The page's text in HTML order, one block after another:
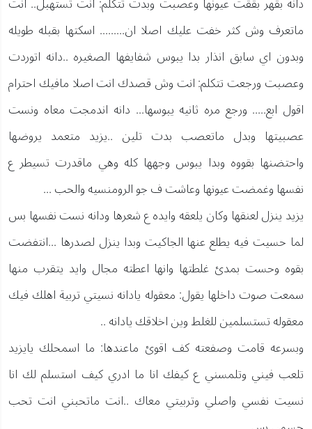
ماتعرف وش كثر خفت عليك اصلا ان......... اسكتها بقبله طويله
وبدون اي سابق انذار بدا يبوس شفايفها الصغيره ..دانه اتوردت
وعصبت ورجعت تتكلم: انت وش قصدك انت اصلا مافيك احترام
اقول ابع..... ورجع مره ثانيه يبوسها... دانه اندمجت معاه ونست
عصبيتها وبدل ماتعصب بدت تلين ..يزيد متعمد يروضها
واحتضنها بقووه وبدا يبوس وجهها كله وهي ماقدرت تسيطر ع
نفسها وغمضت عيونها وعاشت ف جو الرومنسيه والحب ...
يزيد ينزل لعنقها وكان يلعقه وايده ع شعرها ودانه نست نفسها بس
لما حسيت فيه يطلع عنها الجاكيت وبدا ينزل لصدرها ...انتفضت
بقوه وحست بمدئ غلطتها وانها اعطته مجال وايد يتقرب منها
سمعت صوت داخلها يقول: معقوله يادانه نسيتي تربية اهلك فيك
معقوله تستسلمين للغلط وين اخلاقك يادانه ..
وبسرعه قامت وصفعته كف اقوئ ماعندها: ما اسمحلك يايزيد
تلعب فيني وتلمسني ع كيفك انا ما ادري كيف استسلم لك انا
نسيت نفسي واصلي وتربيتي معاك ..انت ماتحبني انت تحب